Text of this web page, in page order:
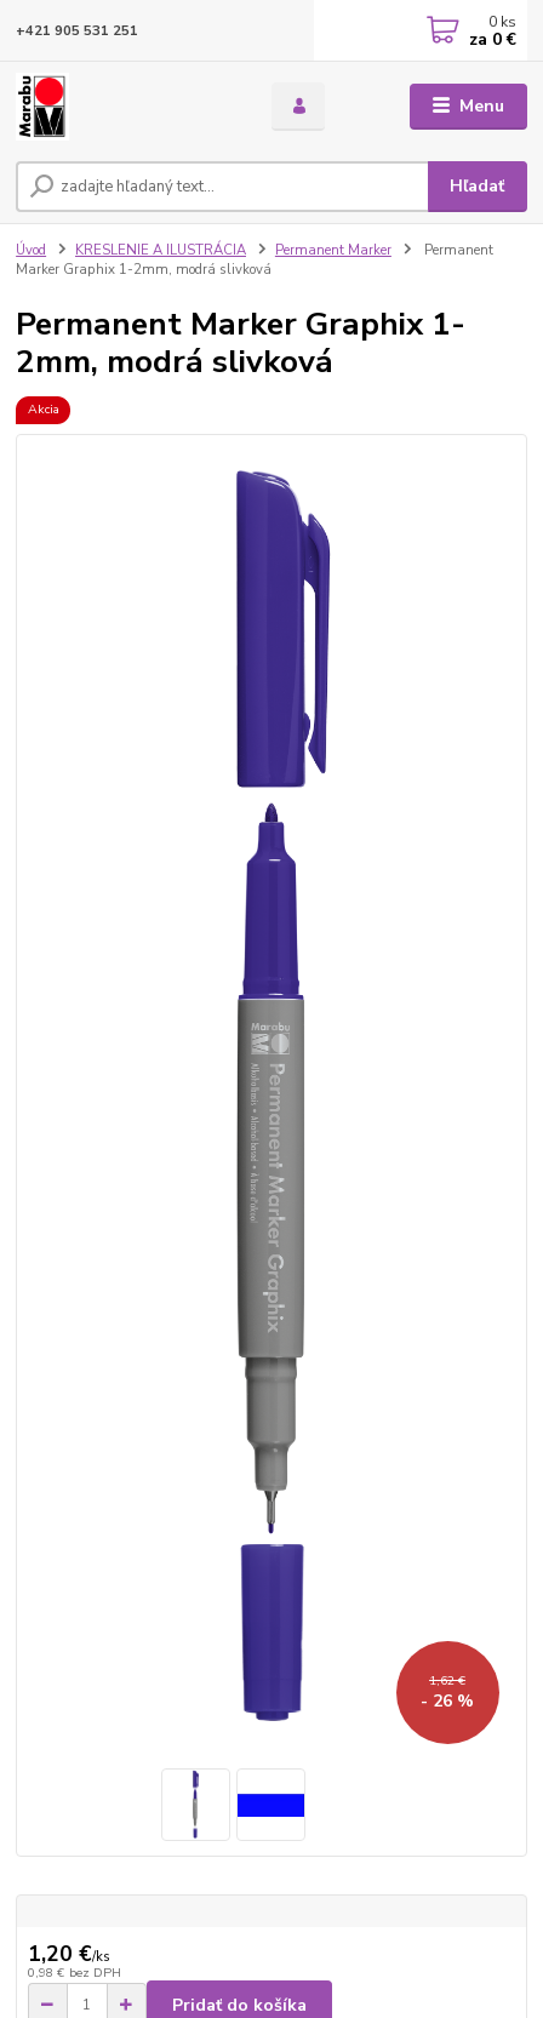
Menu
Hľadať
+421 905 531 251 0 ks
za 0 €
Úvod KRESLENIE A ILUSTRÁCIA Permanent Marker
Permanent
Marker Graphix 1-2mm, modrá slivková
Permanent Marker Graphix 1-
2mm, modrá slivková
Akcia
1,62 €
- 26 %
1,20 €/ks
0,98 € bez DPH
Pridať do košíka